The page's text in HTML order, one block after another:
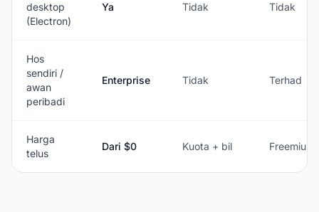
desktop
(Electron)
Ya Tidak Tidak
Hos
sendiri /
awan
peribadi
Enterprise Tidak Terhad
Harga
telus
Dari $0 Kuota + bil Freemium